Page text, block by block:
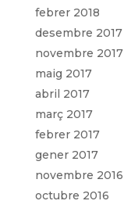
febrer 2018
desembre 2017
novembre 2017
maig 2017
abril 2017
març 2017
febrer 2017
gener 2017
novembre 2016
octubre 2016